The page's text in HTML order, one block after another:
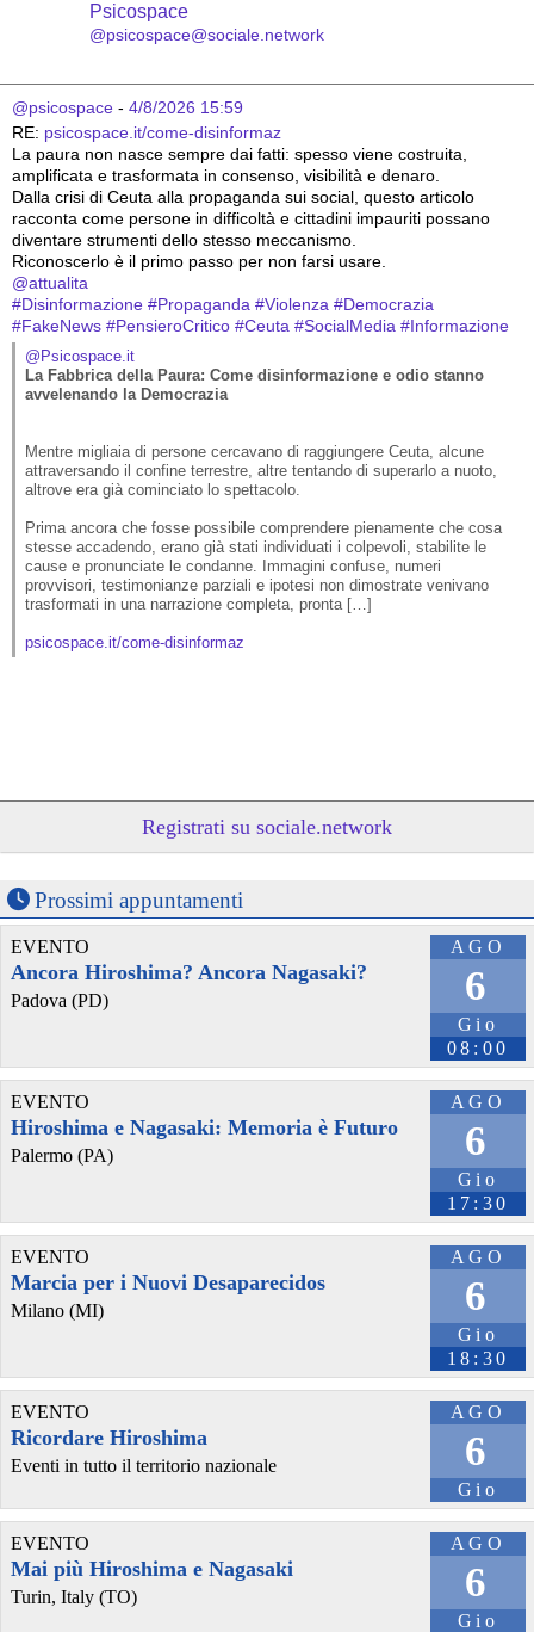
Psicospace
@psicospace@sociale.network
@psicospace - 4/8/2026 15:59
RE: psicospace.it/come-disinformaz
La paura non nasce sempre dai fatti: spesso viene costruita,
amplificata e trasformata in consenso, visibilità e denaro.
Dalla crisi di Ceuta alla propaganda sui social, questo articolo
racconta come persone in difficoltà e cittadini impauriti possano
diventare strumenti dello stesso meccanismo.
Riconoscerlo è il primo passo per non farsi usare.
@attualita
#Disinformazione #Propaganda #Violenza #Democrazia
#FakeNews #PensieroCritico #Ceuta #SocialMedia #Informazione
@Psicospace.it
La Fabbrica della Paura: Come disinformazione e odio stanno
avvelenando la Democrazia
Mentre migliaia di persone cercavano di raggiungere Ceuta, alcune
attraversando il confine terrestre, altre tentando di superarlo a nuoto,
altrove era già cominciato lo spettacolo.
Prima ancora che fosse possibile comprendere pienamente che cosa
stesse accadendo, erano già stati individuati i colpevoli, stabilite le
cause e pronunciate le condanne. Immagini confuse, numeri
provvisori, testimonianze parziali e ipotesi non dimostrate venivano
trasformati in una narrazione completa, pronta […]
psicospace.it/come-disinformaz
osservatoriorepressione.info/l #EmanueleBraga
dirittiumani
#immigrazione
narrazione
Occidente
#palestina #Effimera #giornali #migranti #razzismo #violenza
#polizia #povertà #estate #guerra #Storia #lotte #media
La repressione raccontata a mio figlio – di Emanuele Braga
effimera.org/la-repressione-ra
Soggettività
#dirittiumani #immigrazione
#soggettività # giornalisti #repressione
narrazione
Occidente
polizia
#povertà #estate #guerra #Storia #lotte #media
Registrati su sociale.network
Prossimi appuntamenti
AGO
6
Gio
08:00
EVENTO
Ancora Hiroshima? Ancora Nagasaki?
Padova (PD)
AGO
6
Gio
17:30
EVENTO
Hiroshima e Nagasaki: Memoria è Futuro
Palermo (PA)
AGO
6
Gio
18:30
EVENTO
Marcia per i Nuovi Desaparecidos
Milano (MI)
AGO
6
Gio
EVENTO
Ricordare Hiroshima
Eventi in tutto il territorio nazionale
AGO
6
Gio
EVENTO
Mai più Hiroshima e Nagasaki
Turin, Italy (TO)